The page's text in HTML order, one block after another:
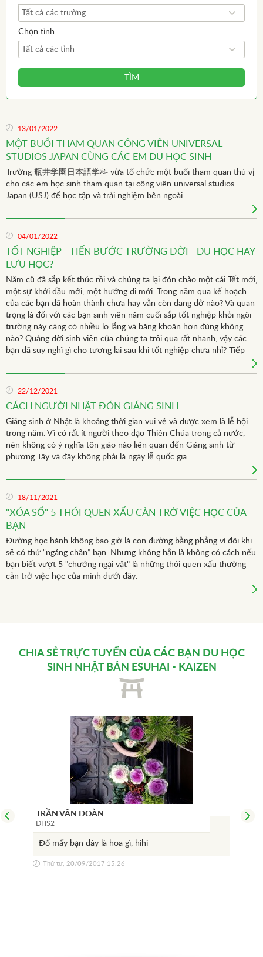
Tất cả các trường
Chọn tỉnh
Tất cả các tỉnh
TÌM
13/01/2022
MỘT BUỔI THAM QUAN CÔNG VIÊN UNIVERSAL
STUDIOS JAPAN CÙNG CÁC EM DU HỌC SINH
Trường 瓶井学園日本語学科 vừa tổ chức một buổi tham quan thú vị
cho các em học sinh tham quan tại công viên universal studios
Japan (USJ) để học tập và trải nghiệm bên ngoài.
04/01/2022
TỐT NGHIỆP - TIẾN BƯỚC TRƯỜNG ĐỜI - DU HỌC HAY
LƯU HỌC?
Năm cũ đã sắp kết thúc rồi và chúng ta lại đón chào một cái Tết mới,
một sự khởi đầu mới, một hướng đi mới. Trong năm qua kế hoạch
của các bạn đã hoàn thành chưa hay vẫn còn dang dở nào? Và quan
trọng là đối với các bạn sinh viên năm cuối sắp tốt nghiệp khỏi ngôi
trường này càng có nhiều lo lắng và băng khoăn hơn đúng không
nào? Quảng đời sinh viên của chúng ta trôi qua rất nhanh, vậy các
bạn đã suy nghĩ gì cho tương lai sau khi tốt nghiệp chưa nhỉ? Tiếp
không dễ dàng và là cột mốc quan trọng của cuộc đời.
22/12/2021
CÁCH NGƯỜI NHẬT ĐÓN GIÁNG SINH
Giáng sinh ở Nhật là khoảng thời gian vui vẻ và được xem là lễ hội
trong năm. Vì có rất ít người theo đạo Thiên Chúa trong cả nước,
nên không có ý nghĩa tôn giáo nào liên quan đến Giáng sinh từ
phương Tây và đây không phải là ngày lễ quốc gia.
18/11/2021
"XÓA SỔ" 5 THÓI QUEN XẤU CẢN TRỞ VIỆC HỌC CỦA
BẠN
Đường học hành không bao giờ là con đường bằng phẳng vì đôi khi
sẽ có thứ “ngáng chân” bạn. Nhưng không hẳn là không có cách nếu
bạn biết vượt 5 "chướng ngại vật" là những thói quen xấu thường
cản trở việc học của mình dưới đây.
CHIA SẺ TRỰC TUYẾN CỦA CÁC BẠN
DU HỌC
SINH NHẬT BẢN
ESUHAI - KAIZEN
TRẦN VĂN ĐOÀN
DHS2
Đố mấy bạn đây là hoa gì, hihi
Thứ tư, 20/09/2017 15:26